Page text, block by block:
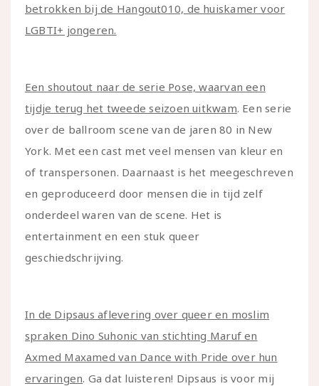
betrokken bij de Hangout010, de huiskamer voor
LGBTI+ jongeren.
Een shoutout naar de serie Pose, waarvan een
tijdje terug het tweede seizoen uitkwam. Een serie
over de ballroom scene van de jaren 80 in New
York. Met een cast met veel mensen van kleur en
of transpersonen. Daarnaast is het meegeschreven
en geproduceerd door mensen die in tijd zelf
onderdeel waren van de scene. Het is
entertainment en een stuk queer
geschiedschrijving.
In de Dipsaus aflevering over queer en moslim
spraken Dino Suhonic van stichting Maruf en
Axmed Maxamed van Dance with Pride over hun
ervaringen. Ga dat luisteren! Dipsaus is voor mij